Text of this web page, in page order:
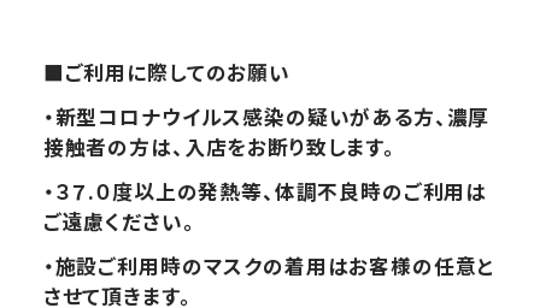
■ご利用に際してのお願い
・新型コロナウイルス感染の疑いがある方、濃厚
接触者の方は、入店をお断り致します。
・３７.０度以上の発熱等、体調不良時のご利用は
ご遠慮ください。
・施設ご利用時のマスクの着用はお客様の任意と
させて頂きます。